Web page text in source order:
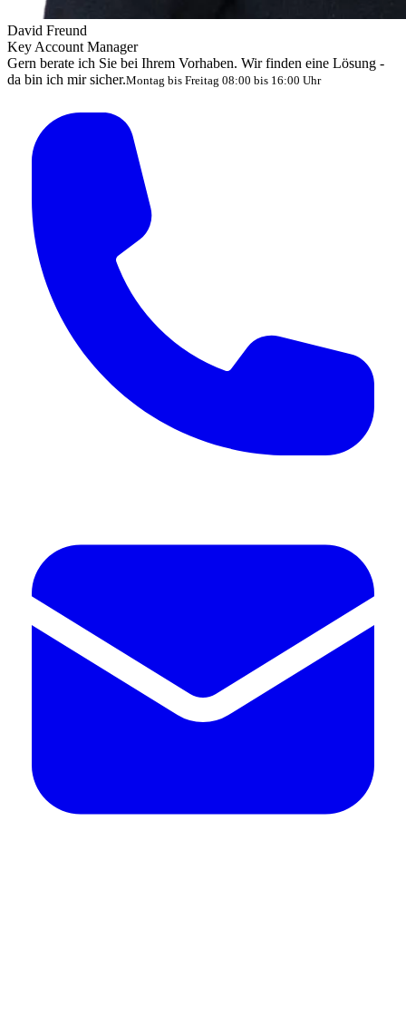
David Freund
Key Account Manager
Gern berate ich Sie bei Ihrem Vorhaben. Wir finden eine Lösung -
da bin ich mir sicher.Montag bis Freitag 08:00 bis 16:00 Uhr